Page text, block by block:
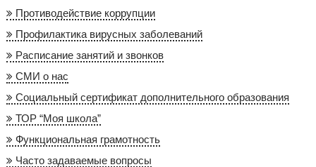
Противодействие коррупции
Профилактика вирусных заболеваний
Расписание занятий и звонков
СМИ о нас
Социальный сертификат дополнительного образования
ТОР “Моя школа”
Функциональная грамотность
Часто задаваемые вопросы